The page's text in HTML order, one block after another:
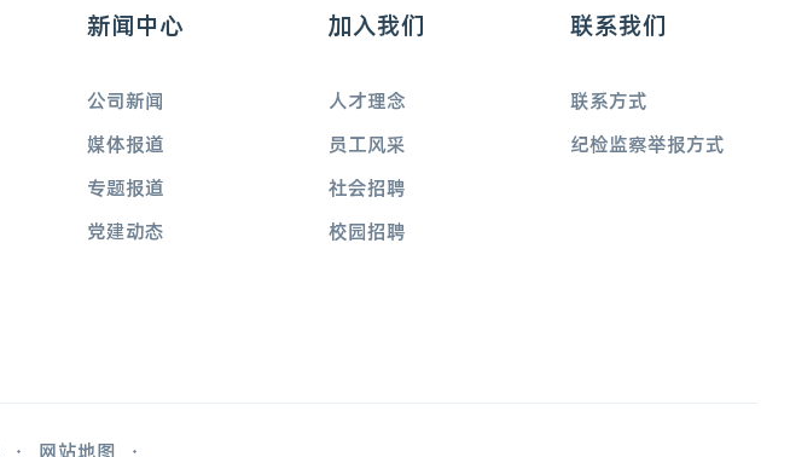
新闻中心
公司新闻
媒体报道
专题报道
党建动态
加入我们
人才理念
员工风采
社会招聘
校园招聘
联系我们
联系方式
纪检监察举报方式
网站地图